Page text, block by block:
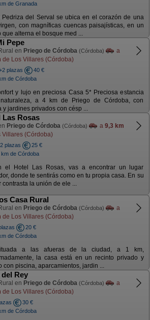
de Granada
Pedriza del Serval se ubica en el corazón de una
con magníficas cuencas paisajísticas, en un
que alterna el bosque med ...
Pepe
en Priego de Córdoba (Córdoba)
a
de Los Villares (Córdoba)
plazas
40 €
de Córdoba
y lujo en preciosa Casa 5* Preciosa estancia
a 4 km de Priego de Córdoba, con
y jardines privados con césp ...
Las Rosas
Priego de Córdoba (Córdoba) a 9,3 km
Villares (Córdoba)
plazas
25 €
km de Córdoba
el Hotel Las Rosas, vas a encontrar un lugar
donde te sentirás como en tu propia casa. En su
contrasta la unión de ele ...
Casa Rural
en Priego de Córdoba (Córdoba)
a
de Los Villares (Córdoba)
20 €
de Córdoba
a las afueras de la ciudad, a 1 km,
la casa está en un recinto privado y
con piscina, aparcamientos, jardin ...
Rey
en Priego de Córdoba (Córdoba)
a
de Los Villares (Córdoba)
30 €
de Córdoba